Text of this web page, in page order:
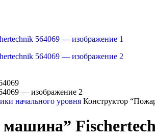
начального уровня Конструктор